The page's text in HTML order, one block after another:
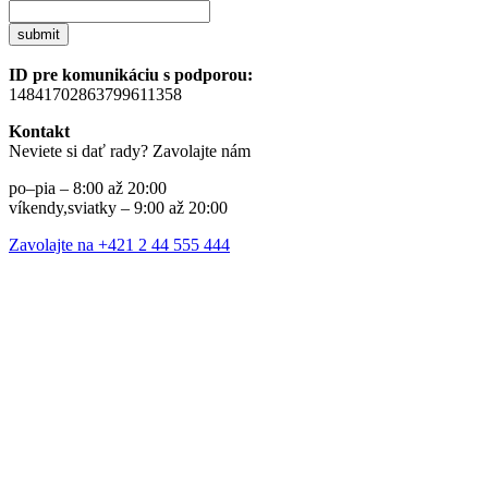
submit
ID pre komunikáciu s podporou:
14841702863799611358
Kontakt
Neviete si dať rady? Zavolajte nám
po–pia – 8:00 až 20:00
víkendy,sviatky – 9:00 až 20:00
Zavolajte na +421 2 44 555 444